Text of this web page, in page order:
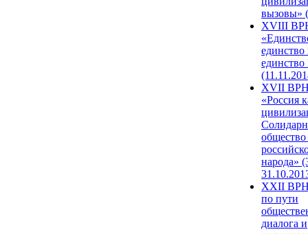
вызовы»
XVIII
единство
единство
XVII
«Россия
народа»
XXII
по пути
диалога и